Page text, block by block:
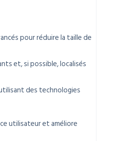
pour réduire la taille de
et, si possible, localisés
des technologies
utilisateur et améliore